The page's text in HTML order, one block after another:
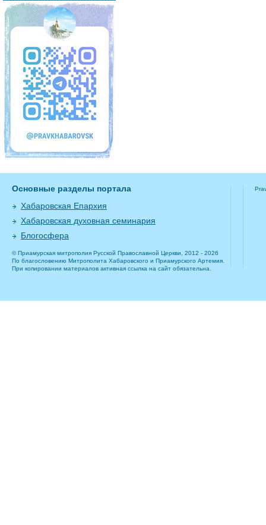
Основные разделы портала
Хабаровская Епархия
Хабаровская духовная семинария
Блогосфера
© Приамурская митрополия Русской Православной Церкви, 2012 - 2026
По благословению Митрополита Хабаровского и Приамурского Артемия.
При копировании материалов активная ссылка на сайт обязательна.